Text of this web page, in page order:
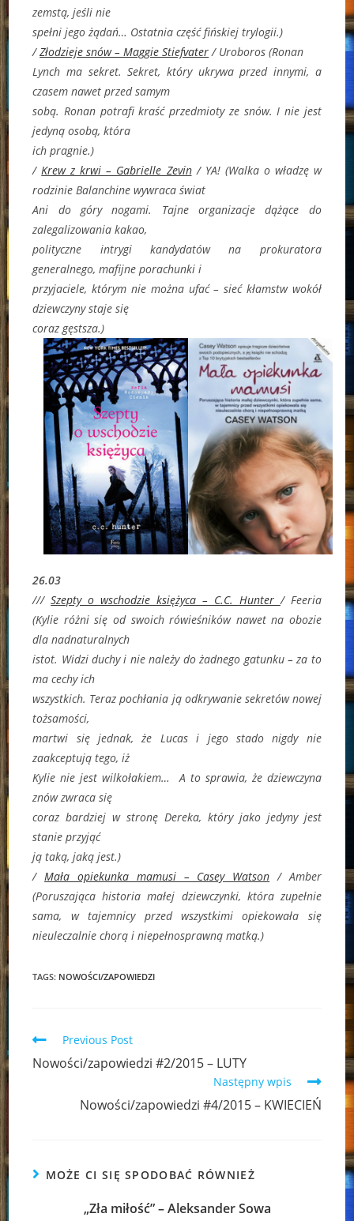
zemstą, jeśli nie
spełni jego żądań… Ostatnia część fińskiej trylogii.)
/Złodzieje snów – Maggie Stiefvater/ Uroboros (Ronan
Lynch ma sekret. Sekret, który ukrywa przed innymi, a
czasem nawet przed samym
sobą. Ronan potrafi kraść przedmioty ze snów. I nie jest
jedyną osobą, która
ich pragnie.)
/Krew z krwi – Gabrielle Zevin/ YA! (Walka o władzę w
rodzinie Balanchine wywraca świat
Ani do góry nogami. Tajne organizacje dążące do
zalegalizowania kakao,
polityczne intrygi kandydatów na prokuratora
generalnego, mafijne porachunki i
przyjaciele, którym nie można ufać – sieć kłamstw wokół
dziewczyny staje się
coraz gęstsza.)
26.03
///Szepty o wschodzie księżyca – C.C. Hunter/ Feeria
(Kylie różni się od swoich rówieśników nawet na obozie
dla nadnaturalnych
istot. Widzi duchy i nie należy do żadnego gatunku – za to
ma cechy ich
wszystkich. Teraz pochłania ją odkrywanie sekretów nowej
tożsamości,
martwi się jednak, że Lucas i jego stado nigdy nie
zaakceptują tego, iż
Kylie nie jest wilkołakiem… A to sprawia, że dziewczyna
znów zwraca się
coraz bardziej w stronę Dereka, który jako jedyny jest
stanie przyjąć
ją taką, jaką jest.)
/Mała opiekunka mamusi – Casey Watson / Amber
(Poruszająca historia małej dziewczynki, która zupełnie
sama, w tajemnicy przed wszystkimi opiekowała się
nieuleczalnie chorą i niepełnosprawną matką.)
TAGS: NOWOŚCI/ZAPOWIEDZI
Read
articles
Previous Post
Nowości/zapowiedzi #2/2015 – LUTY
Następny wpis
Nowości/zapowiedzi #4/2015 – KWIECIEŃ
MOŻE CI SIĘ SPODOBAĆ RÓWNIEŻ
„Zła miłość” – Aleksander Sowa